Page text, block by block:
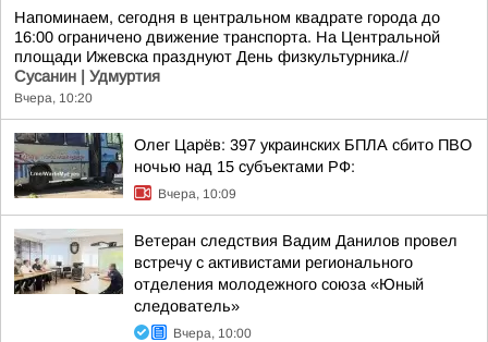
Напоминаем, сегодня в центральном квадрате города до
16:00 ограничено движение транспорта. На Центральной
площади Ижевска празднуют День физкультурника.//
Сусанин | Удмуртия
Вчера, 10:20
Олег Царёв: 397 украинских БПЛА сбито ПВО
ночью над 15 субъектами РФ:
Вчера, 10:09
Ветеран следствия Вадим Данилов провел
встречу с активистами регионального
отделения молодежного союза «Юный
следователь»
Вчера, 10:00